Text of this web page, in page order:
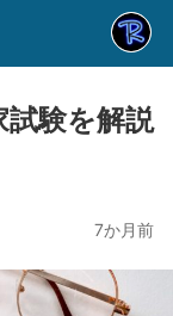
験を解説
7か月前